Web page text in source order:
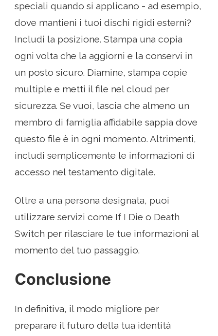
speciali quando si applicano - ad esempio,
dove mantieni i tuoi dischi rigidi esterni?
Includi la posizione. Stampa una copia
ogni volta che la aggiorni e la conservi in ​​
un posto sicuro. Diamine, stampa copie
multiple e metti il ​​file nel cloud per
sicurezza. Se vuoi, lascia che almeno un
membro di famiglia affidabile sappia dove
questo file è in ogni momento. Altrimenti,
includi semplicemente le informazioni di
accesso nel testamento digitale.
Oltre a una persona designata, puoi
utilizzare servizi come If I Die o Death
Switch per rilasciare le tue informazioni al
momento del tuo passaggio.
Conclusione
In definitiva, il modo migliore per
preparare il futuro della tua identità